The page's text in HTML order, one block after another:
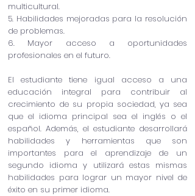
multicultural.
5. Habilidades mejoradas para la resolución
de problemas.
6. Mayor acceso a oportunidades
profesionales en el futuro.
El estudiante tiene igual acceso a una
educación integral para contribuir al
crecimiento de su propia sociedad, ya sea
que el idioma principal sea el inglés o el
español. Además, el estudiante desarrollará
habilidades y herramientas que son
importantes para el aprendizaje de un
segundo idioma y utilizará estas mismas
habilidades para lograr un mayor nivel de
éxito en su primer idioma.